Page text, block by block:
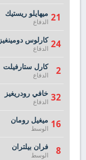
21 ميهايلو ريستيك
الدفاع
24 كارلوس دومينغيز
الدفاع
2 كارل ستارفيلت
الدفاع
32 خافي رودريغيز
الدفاع
16 ميغيل رومان
الوسط
8 فران بيلتران
الوسط